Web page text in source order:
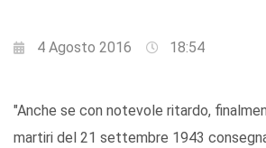
4 Agosto 2016 18:54
"Anche se con notevole ritardo,
martiri del 21 settembre 1943